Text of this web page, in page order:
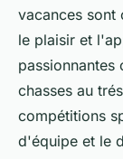
vacances sont
le plaisir et
passionnantes
chasses au
compétitions
d'équipe et le